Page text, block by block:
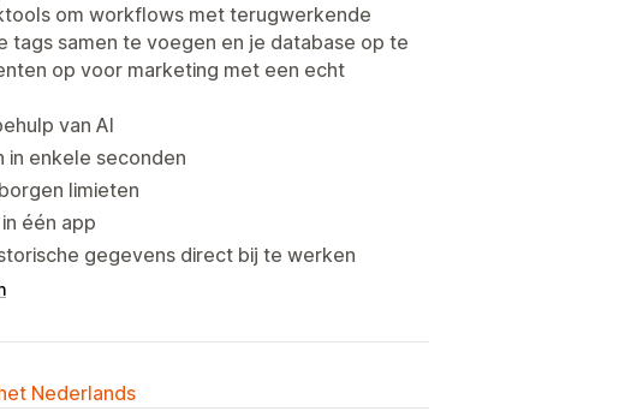
om workflows met terugwerkende
samen te voegen en je database op te
op voor marketing met een echt
van AI
in enkele seconden
limieten
één app
gegevens direct bij te werken
Nederlands